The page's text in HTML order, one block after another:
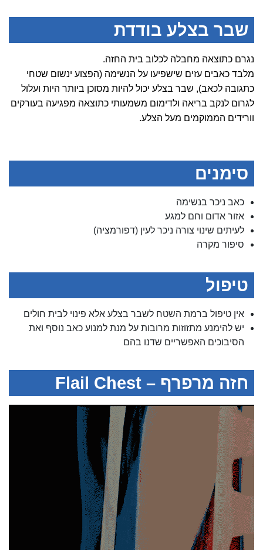
שבר בצלע בודדת
נגרם כתוצאה מחבלה לכלוב בית החזה.
מלבד כאבים עזים שישפיעו על הנשימה (הפצוע ינשום שטחי
כתגובה לכאב), שבר בצלע יכול להיות מסוכן ביותר היות ועלול
לגרום לנקב בריאה ולדימום משמעותי כתוצאה מפגיעה בעורקים
וורידים הממוקמים מעל הצלע.
סימנים
כאב ניכר בנשימה
אזור אדום וחם למגע
לעיתים שינוי צורה ניכר לעין (דפורמציה)
סיפור מקרה
טיפול
אין טיפול ברמת השטח לשבר בצלע אלא פינוי לבית חולים
יש להימנע מתזוזות מרובות על מנת למנוע כאב נוסף ואת
הסיבוכים האפשריים שדנו בהם
חזה מרפרף – Flail Chest